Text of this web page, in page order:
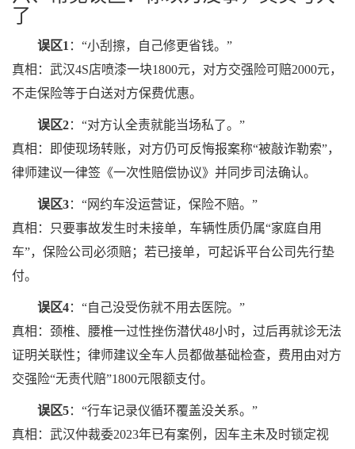
了
误区1 ：“小刮擦，自己修更省钱。”
真相：武汉4S店喷漆一块1800元，对方交强险可赔2000元，
不走保险等于白送对方保费优惠。
误区2：“对方认全责就能当场私了。”
真相：即使现场转账，对方仍可反悔报案称“被敲诈勒索”，
律师建议一律签《一次性赔偿协议》并同步司法确认。
误区3：“网约车没运营证，保险不赔。”
真相：只要事故发生时未接单，车辆性质仍属“家庭自用
车”，保险公司必须赔；若已接单，可起诉平台公司先行垫
付。
误区4：“自己没受伤就不用去医院。”
真相：颈椎、腰椎一过性挫伤潜伏48小时，过后再就诊无法
证明关联性；律师建议全车人员都做基础检查，费用由对方
交强险“无责代赔”1800元限额支付。
误区5：“行车记录仪循环覆盖没关系。”
真相：武汉仲裁委2023年已有案例，因车主未及时锁定视